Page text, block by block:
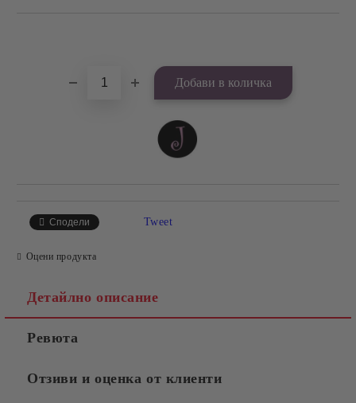
Сподели Tweet
Оцени продукта
Детайлно описание
Ревюта
Отзиви и оценка от клиенти